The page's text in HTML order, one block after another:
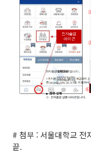
# 첨부 : 서울대학교 전
끝.